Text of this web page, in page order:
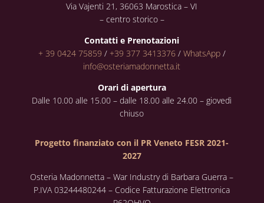
Via Vajenti 21, 36063 Marostica – VI
– centro storico –
Contatti e Prenotazioni
+ 39 0424 75859 / +39 377 3413376/ WhatsApp/
info@osteriamadonnetta.it
Orari di apertura
Dalle 10.00 alle 15.00 – dalle 18.00 alle 24.00 – giovedì
chiuso
Progetto finanziato con il PR Veneto FESR 2021-
2027
Osteria Madonnetta – War Industry di Barbara Guerra –
P.IVA 03244480244 – Codice Fatturazione Elettronica